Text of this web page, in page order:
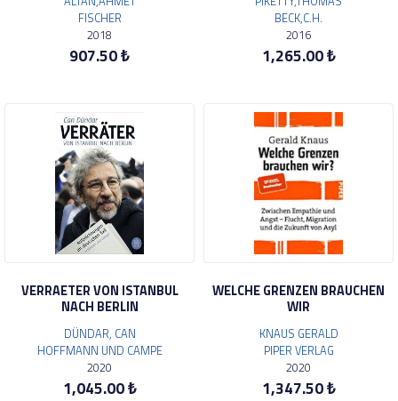
FISCHER
2018
907.50 ₺
BECK,C.H.
2016
1,265.00 ₺
VERRAETER VON ISTANBUL
NACH BERLIN
DÜNDAR, CAN
HOFFMANN UND CAMPE
2020
1,045.00 ₺
WELCHE GRENZEN BRAUCHEN
WIR
KNAUS GERALD
PIPER VERLAG
2020
1,347.50 ₺